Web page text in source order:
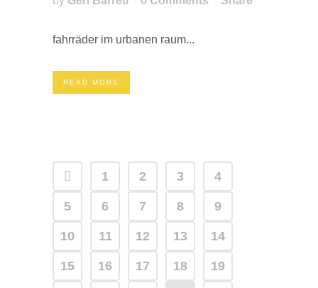
fahrräder im urbanen raum...
READ MORE
1 2 3 4
5 6 7 8 9
10 11 12 13 14
15 16 17 18 19